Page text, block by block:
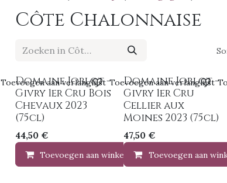
Côte Chalonnaise
Domaine Joblot -
Givry 1er Cru Bois
Chevaux 2023
(75cl)
44,50 €
Toevoegen aan winkelmandje
Toevoegen aan verlanglijst
Domaine Joblot -
Givry 1er Cru
Cellier aux
Moines 2023 (75cl)
47,50 €
Toevoegen aan
Toevoegen aan verlanglijst